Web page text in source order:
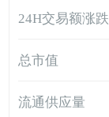
24H交易额涨跌
总市值
流通供应量